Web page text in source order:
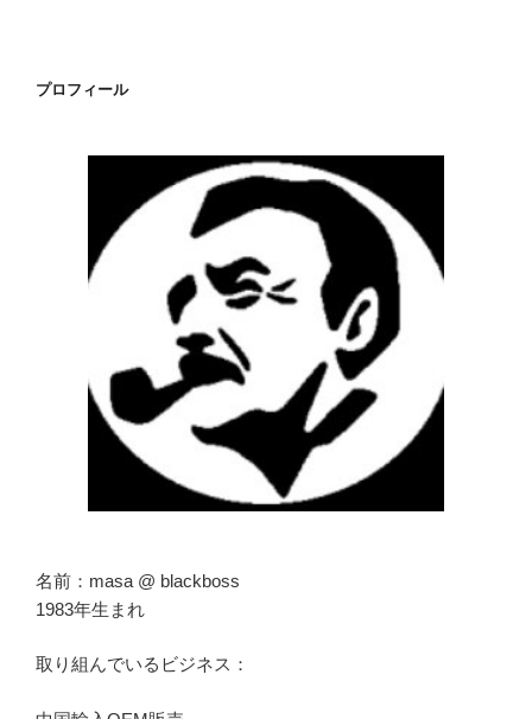
ン
プロフィール
名前：masa @ blackboss
1983年生まれ
取り組んでいるビジネス：